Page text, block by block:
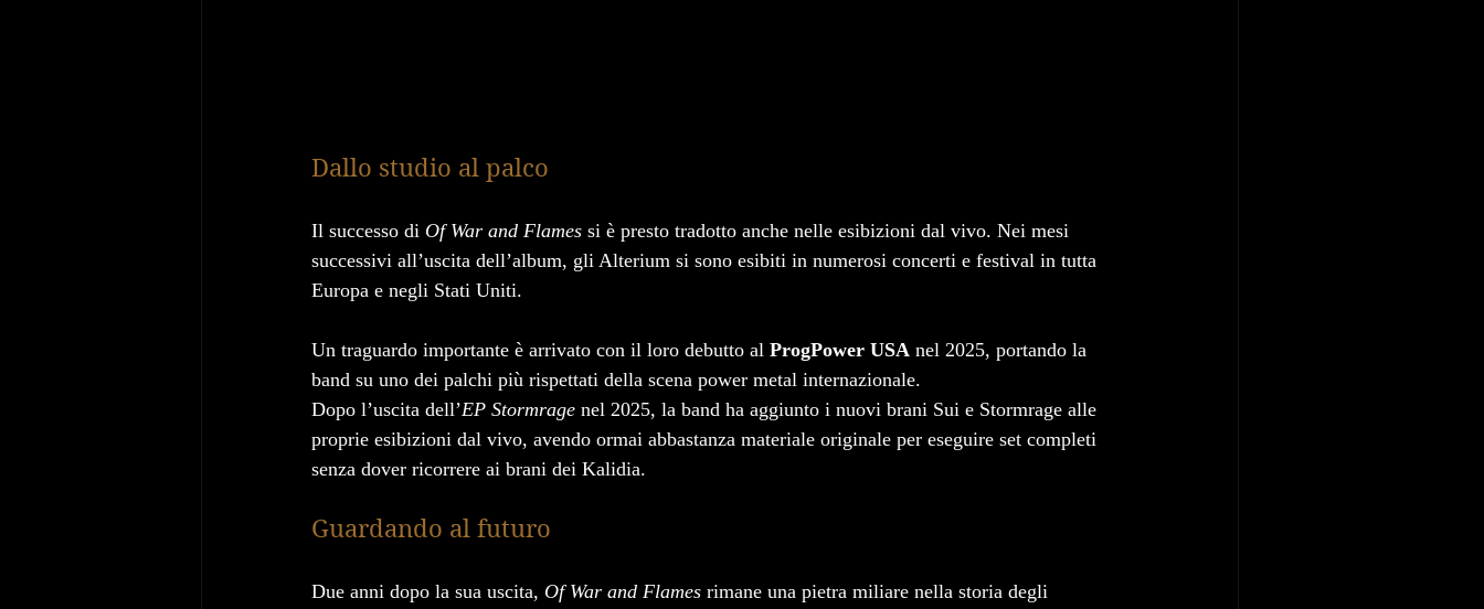
Dallo studio al palco
Il successo di Of War and Flames si è presto tradotto anche nelle esibizioni dal vivo. Nei mesi
successivi all’uscita dell’album, gli Alterium si sono esibiti in numerosi concerti e festival in tutta
Europa e negli Stati Uniti.
Un traguardo importante è arrivato con il loro debutto al ProgPower USA nel 2025, portando la
band su uno dei palchi più rispettati della scena power metal internazionale.
Dopo l’uscita dell’EP Stormrage nel 2025, la band ha aggiunto i nuovi brani Sui e Stormrage alle
proprie esibizioni dal vivo, avendo ormai abbastanza materiale originale per eseguire set completi
senza dover ricorrere ai brani dei Kalidia.
Guardando al futuro
Due anni dopo la sua uscita, Of War and Flames rimane una pietra miliare nella storia degli